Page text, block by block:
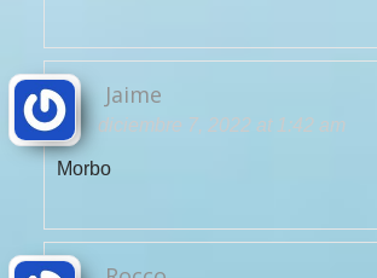
Jaime
diciembre 7, 2022 at 1:42 am
Morbo